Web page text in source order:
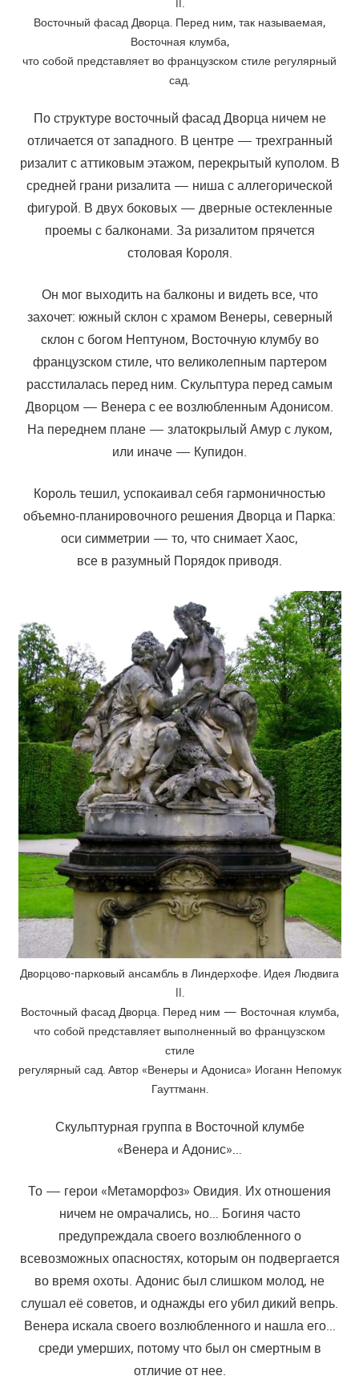
II.
Восточный фасад Дворца. Перед ним, так называемая,
Восточная клумба,
что собой представляет во французском стиле регулярный
сад.
По структуре восточный фасад Дворца ничем не
отличается от западного. В центре — трехгранный
ризалит с аттиковым этажом, перекрытый куполом. В
средней грани ризалита — ниша с аллегорической
фигурой. В двух боковых — дверные остекленные
проемы с балконами. За ризалитом прячется
столовая Короля.
Он мог выходить на балконы и видеть все, что
захочет: южный склон с храмом Венеры, северный
склон с богом Нептуном, Восточную клумбу во
французском стиле, что великолепным партером
расстилалась перед ним. Скульптура перед самым
Дворцом — Венера с ее возлюбленным Адонисом.
На переднем плане — златокрылый Амур с луком,
или иначе — Купидон.
Король тешил, успокаивал себя гармоничностью
объемно-планировочного решения Дворца и Парка:
оси симметрии — то, что снимает Хаос,
все в разумный Порядок приводя.
Дворцово-парковый ансамбль в Линдерхофе. Идея Людвига
II.
Восточный фасад Дворца. Перед ним — Восточная клумба,
что собой представляет выполненный во французском
стиле
регулярный сад. Автор «Венеры и Адониса» Иоганн Непомук
Гауттманн.
Скульптурная группа в Восточной клумбе
«Венера и Адонис»…
То — герои «Метаморфоз» Овидия. Их отношения
ничем не омрачались, но… Богиня часто
предупреждала своего возлюбленного о
всевозможных опасностях, которым он подвергается
во время охоты. Адонис был слишком молод, не
слушал её советов, и однажды его убил дикий вепрь.
Венера искала своего возлюбленного и нашла его…
среди умерших, потому что был он смертным в
отличие от нее.